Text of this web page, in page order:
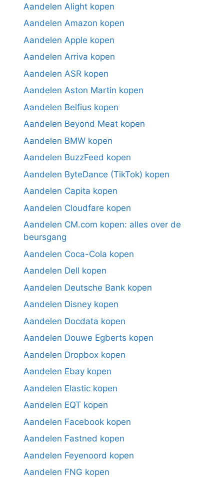
Aandelen Alight kopen
Aandelen Amazon kopen
Aandelen Apple kopen
Aandelen Arriva kopen
Aandelen ASR kopen
Aandelen Aston Martin kopen
Aandelen Belfius kopen
Aandelen Beyond Meat kopen
Aandelen BMW kopen
Aandelen BuzzFeed kopen
Aandelen ByteDance (TikTok) kopen
Aandelen Capita kopen
Aandelen Cloudfare kopen
Aandelen CM.com kopen: alles over de
beursgang
Aandelen Coca-Cola kopen
Aandelen Dell kopen
Aandelen Deutsche Bank kopen
Aandelen Disney kopen
Aandelen Docdata kopen
Aandelen Douwe Egberts kopen
Aandelen Dropbox kopen
Aandelen Ebay kopen
Aandelen Elastic kopen
Aandelen EQT kopen
Aandelen Facebook kopen
Aandelen Fastned kopen
Aandelen Feyenoord kopen
Aandelen FNG kopen